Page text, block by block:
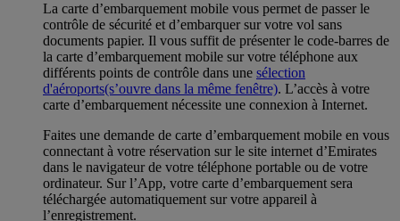
La carte d’embarquement mobile vous permet de passer le
contrôle de sécurité et d’embarquer sur votre vol sans
documents papier. Il vous suffit de présenter le code-barres de
la carte d’embarquement mobile sur votre téléphone aux
différents points de contrôle dans une sélection
d'aéroports(s’ouvre dans la même fenêtre). L’accès à votre
carte d’embarquement nécessite une connexion à Internet.
Faites une demande de carte d’embarquement mobile en vous
connectant à votre réservation sur le site internet d’Emirates
dans le navigateur de votre téléphone portable ou de votre
ordinateur. Sur l’App, votre carte d’embarquement sera
téléchargée automatiquement sur votre appareil à
l’enregistrement.